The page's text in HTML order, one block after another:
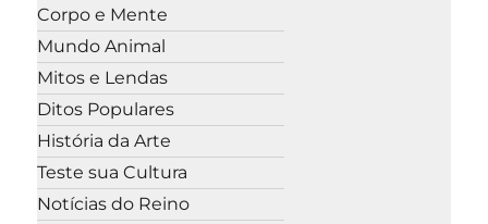
Corpo e Mente
Mundo Animal
Mitos e Lendas
Ditos Populares
História da Arte
Teste sua Cultura
Notícias do Reino